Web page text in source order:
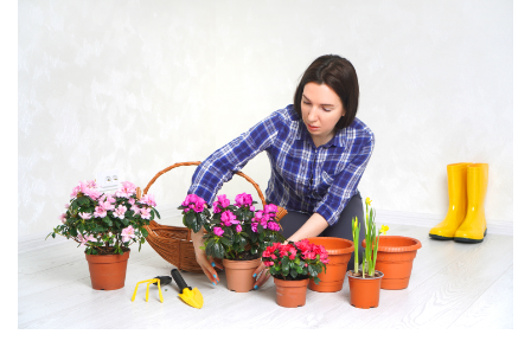
Bulbi de Irisi - Stanjenel
Bulbi de Lalele
Bulbi de Leucanthemum
Bulbi de Muscari
Bulbi de Narcise